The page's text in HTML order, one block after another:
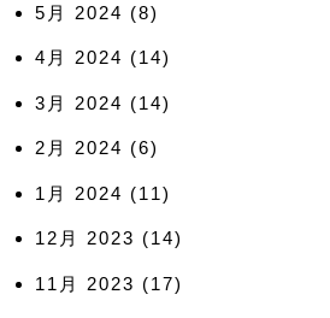
5月 2024 (8)
4月 2024 (14)
3月 2024 (14)
2月 2024 (6)
1月 2024 (11)
12月 2023 (14)
11月 2023 (17)